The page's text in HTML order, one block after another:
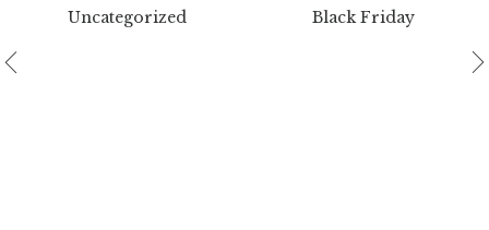
Uncategorized Black Friday